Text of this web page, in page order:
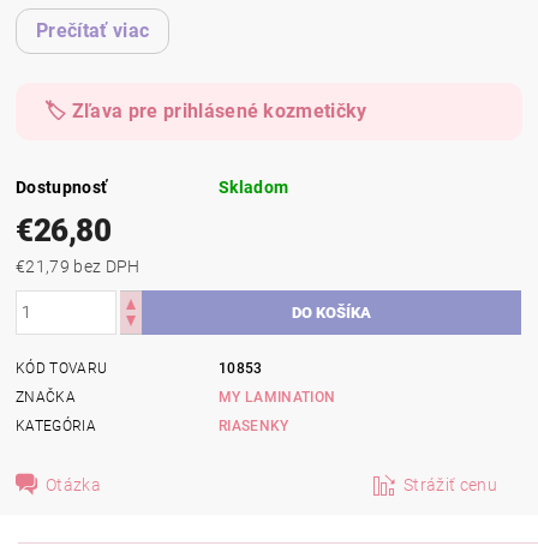
Prečítať viac
🏷️ Zľava pre prihlásené kozmetičky
Dostupnosť Skladom
€26,80
€21,79 bez DPH
KÓD TOVARU
10853
ZNAČKA
MY LAMINATION
KATEGÓRIA
RIASENKY
Otázka Strážiť cenu